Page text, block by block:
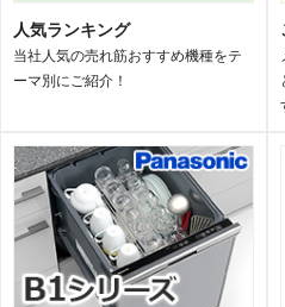
人気ランキング
当社人気の売れ筋おすすめ機種をテ
ーマ別にご紹介！